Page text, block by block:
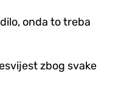
onda to treba
zbog svake